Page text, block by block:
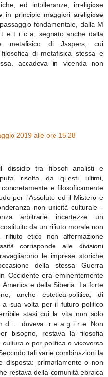
ed intolleranze, irreligiose
in principio maggiori areligiose
fondamentale, dalla M
t i c a, segnato anche dalla
metafisico di Jaspers, cui
di metafisica stessa e
accadeva in vicenda non
2019 alle ore 15:28
dissidio tra filosofi analisti e
risolta da questi ultimi,
e filosoficamente
per l'Assoluto ed il Mistero e
non unicità culturale -
arbitrarie incertezze un
da un rifiuto morale non
etico non affermazione
corrisponde alle divisioni
le imprese storiche
della stessa Guerra
Occidente era eminentemente
e della Siberia. La forte
anche estetica-politica, di
a sua volta per il futuro politico
stasi cui la vita non solo
d i... doveva: r e a g i r e. Non
bisogno, restava la filosofia
e per politica o viceversa
tali varie combinazioni la
disposta: primariamente o non
restava della comunità ebraica